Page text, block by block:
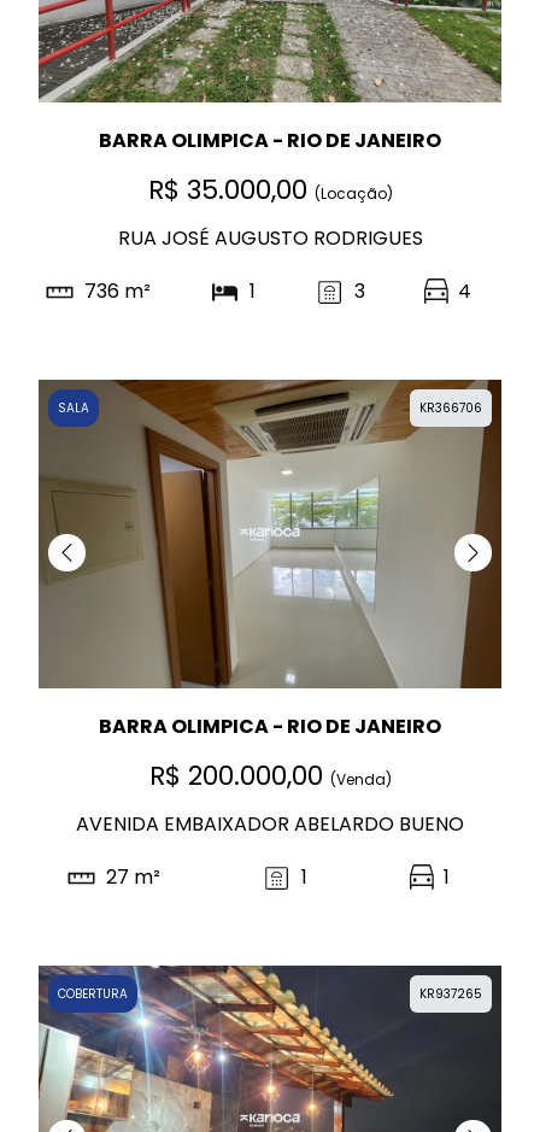
BARRA OLIMPICA - RIO DE JANEIRO
R$ 35.000,00 (Locação)
RUA JOSÉ AUGUSTO RODRIGUES
736 m²
1 3 4
KR366706
SALA
BARRA OLIMPICA - RIO DE JANEIRO
R$ 200.000,00 (Venda)
AVENIDA EMBAIXADOR ABELARDO BUENO
27 m²
1 1
KR937265
COBERTURA